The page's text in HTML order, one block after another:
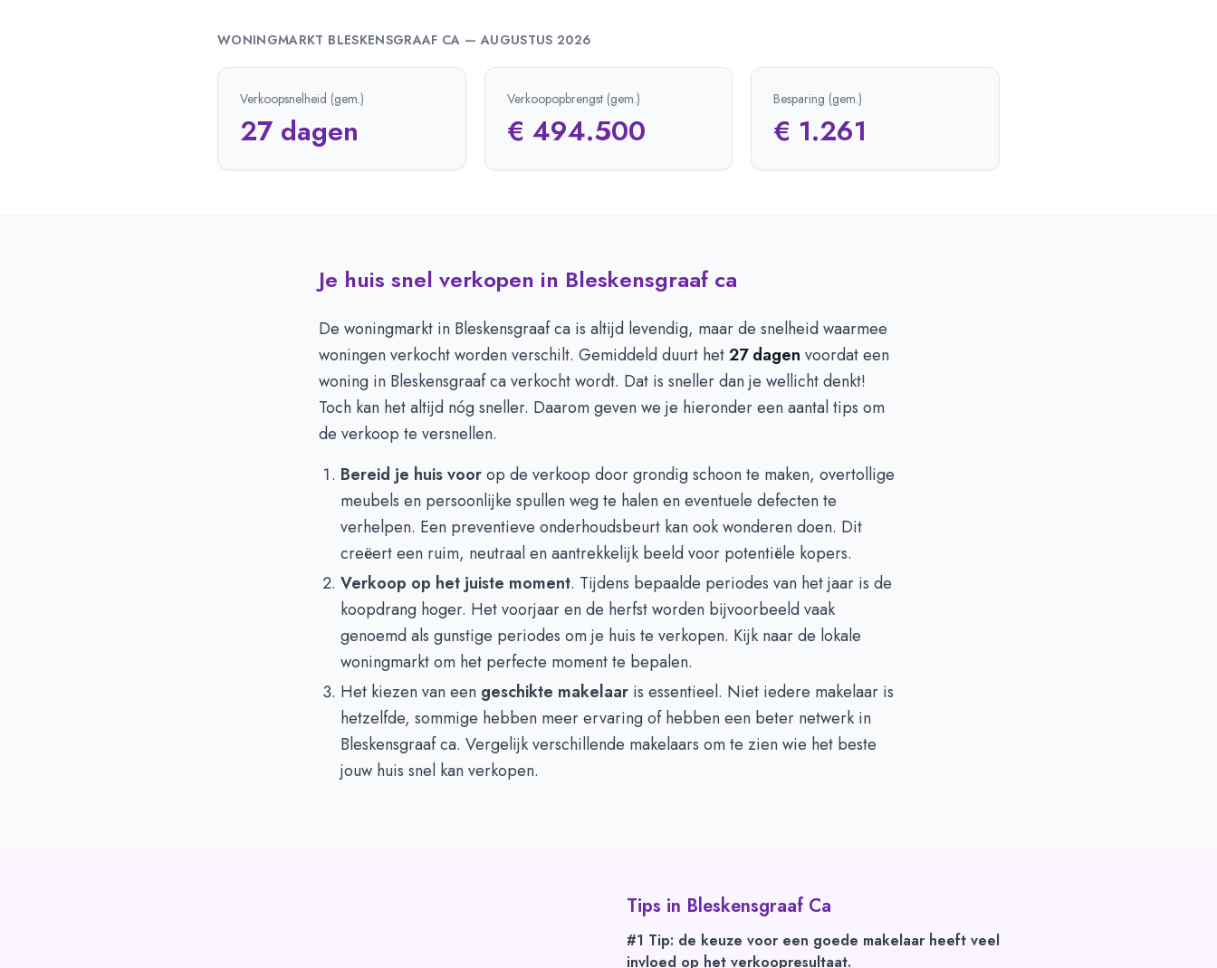
WONINGMARKT BLESKENSGRAAF CA —AUGUSTUS 2026
Verkoopsnelheid (gem.)
27 dagen
Verkoopopbrengst (gem.)
€ 494.500
Besparing (gem.)
€ 1.261
Je huis snel verkopen in Bleskensgraaf ca
De woningmarkt in Bleskensgraaf ca is altijd levendig, maar de snelheid waarmee
woningen verkocht worden verschilt. Gemiddeld duurt het27 dagen voordat een
woning in Bleskensgraaf ca verkocht wordt. Dat is sneller dan je wellicht denkt!
Toch kan het altijd nóg sneller. Daarom geven we je hieronder een aantal tips om
de verkoop te versnellen.
Bereid je huis voorop de verkoop door grondig schoon te maken, overtollige
meubels en persoonlijke spullen weg te halen en eventuele defecten te
verhelpen. Een preventieve onderhoudsbeurt kan ook wonderen doen. Dit
creëert een ruim, neutraal en aantrekkelijk beeld voor potentiële kopers.
Verkoop op het juiste moment. Tijdens bepaalde periodes van het jaar is de
koopdrang hoger. Het voorjaar en de herfst worden bijvoorbeeld vaak
genoemd als gunstige periodes om je huis te verkopen. Kijk naar de lokale
woningmarkt om het perfecte moment te bepalen.
Het kiezen van een geschikte makelaar is essentieel. Niet iedere makelaar is
hetzelfde, sommige hebben meer ervaring of hebben een beter netwerk in
Bleskensgraaf ca. Vergelijk verschillende makelaars om te zien wie het beste
jouw huis snel kan verkopen.
Tips in Bleskensgraaf Ca
#1 Tip: de keuze voor een goede makelaar heeft veel
invloed op het verkoopresultaat.